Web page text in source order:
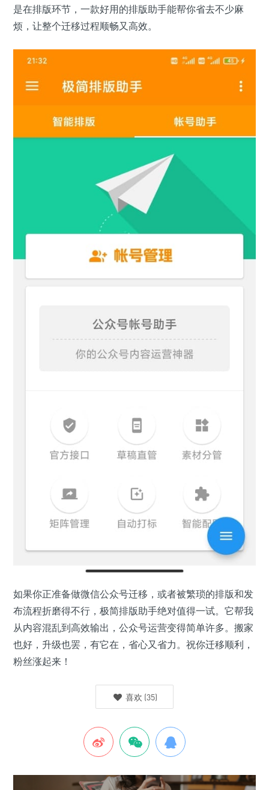
是在排版环节，一款好用的排版助手能帮你省去不少麻
烦，让整个迁移过程顺畅又高效。
如果你正准备做微信公众号迁移，或者被繁琐的排版和发
布流程折磨得不行，极简排版助手绝对值得一试。它帮我
从内容混乱到高效输出，公众号运营变得简单许多。搬家
也好，升级也罢，有它在，省心又省力。祝你迁移顺利，
粉丝涨起来！
喜欢 (35)